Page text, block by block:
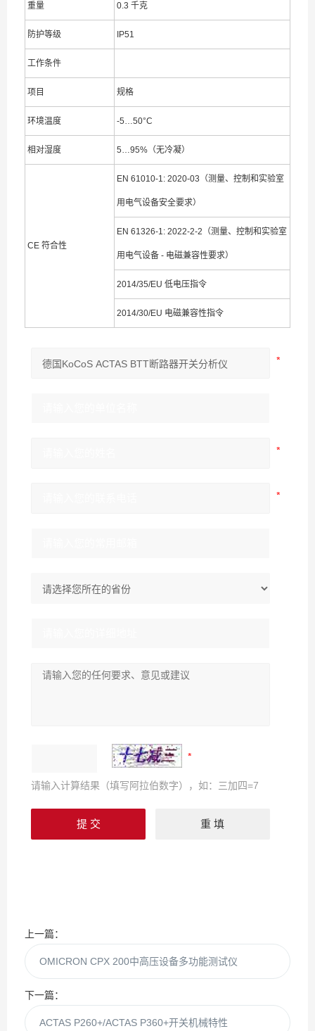
重量 0.3 千克
防护等级 IP51
工作条件
项目 规格
环境温度 -5…50°C
相对湿度 5…95%（无冷凝）
CE 符合性
EN 61010-1: 2020-03（测量、控制和实验室
用电气设备安全要求）
EN 61326-1: 2022-2-2（测量、控制和实验室
用电气设备 - 电磁兼容性要求）
2014/35/EU 低电压指令
2014/30/EU 电磁兼容性指令
请输入计算结果（填写阿拉伯数字），如：三加四=7
上一篇：
OMICRON CPX 200中高压设备多功能测试仪
下一篇：
ACTAS P260+/ACTAS P360+开关机械特性